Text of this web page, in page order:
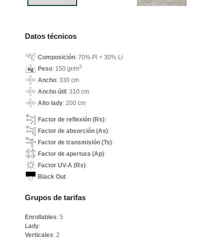
Datos técnicos
Composición: 70% Pl + 30% Li
Peso: 150 gr/m2
Ancho: 330 cm
Ancho útil : 310 cm
Alto lady: 200 cm
Factor de reflexión (Rs):
Factor de absorción (As):
Factor de transmisión (Ts):
Factor de apertura (Ap):
Factor UV-A (Rs):
Black Out
Grupos de tarifas
Enrollables: 5
Lady:
Verticales: 2